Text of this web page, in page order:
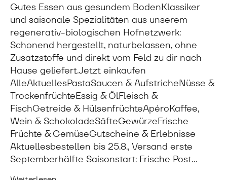
Gutes Essen aus gesundem BodenKlassiker
und saisonale Spezialitäten aus unserem
regenerativ-biologischen Hofnetzwerk:
Schonend hergestellt, naturbelassen, ohne
Zusatzstoffe und direkt vom Feld zu dir nach
Hause geliefert.Jetzt einkaufen
AlleAktuellesPastaSaucen & AufstricheNüsse &
TrockenfrüchteEssig & ÖlFleisch &
FischGetreide & HülsenfrüchteApéroKaffee,
Wein & SchokoladeSäfteGewürzeFrische
Früchte & GemüseGutscheine & Erlebnisse
Aktuellesbestellen bis 25.8., Versand erste
Septemberhälfte Saisonstart: Frische Post…